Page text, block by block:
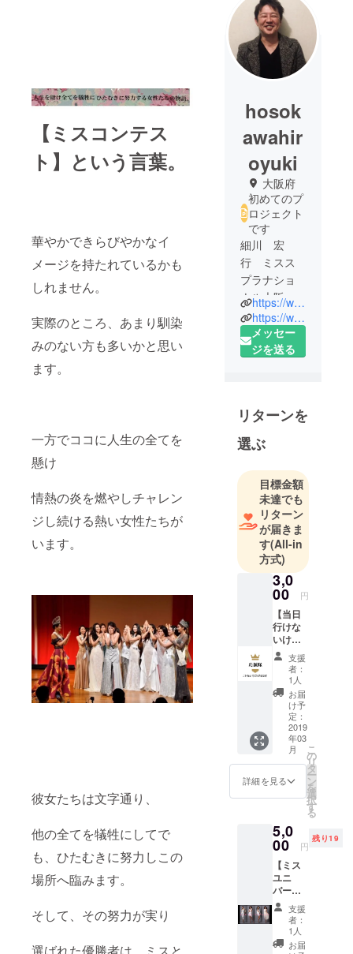
【ミスコンテス
ト】という言葉。
華やかできらびやかなイ
メージを持たれているかも
しれません。
実際のところ、あまり馴染
みのない方も多いかと思い
ます。
一方でココに人生の全てを
懸け
情熱の炎を燃やしチャレン
ジし続ける熱い女性たちが
います。
彼女たちは文字通り、
他の全てを犠牲にしてで
も、ひたむきに努力しこの
場所へ臨みます。
そして、その努力が実り
選ばれた優勝者は、ミスと
hosok
awahir
oyuki
大阪府
初めてのプ
ロジェクト
です
細川 宏
行 ミスス
プラナショ
ナル大阪大
会・オーガ
ナイザー
★昭和49年
き。
美容家とし
て20年、女
性のキレイ
のためにあ
らゆる美容
に携わって
きました。
美容エステ
と整体理論
の融合を考
案し、個
人〜企業向
ナー、美容
コンサルタ
ント。
やせる脳づ
くり、オリ
ジナルのボ
ディメイク
を中心とし
たボディデ
●2016年ミス
ユニバース
JAPAN、
2017年エス
テグランプ
リ、2019
https://www.instagram.com/selene__hosokawa/?hl=ja
https://www.facebook.com/hiroyuki.hosokawa.58910
メッセー
ジを送る
リターンを
選ぶ
目標金額
未達でも
リターン
が届きま
す(All-in
方式)
3,0
00 円
【当日
行けな
いけ
ど、お
気持ち
応援
コー
ス】
１．大
会事務
局から
のお礼
のメッ
セージ
支援
者：
1人
お届
け予
定：
2019
年03
月
詳細を見る
こ
の
リ
タ
ー
ン
を
選
択
す
る
5,0
00 円
残り19
【ミス
ユニ
バース
兵庫大
会
ビュー
ティー
支援
者：
1人
お届